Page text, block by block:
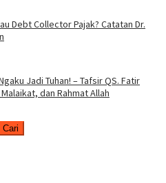
Debt Collector Pajak? Catatan Dr.
Jadi Tuhan! – Tafsir QS. Fatir
dan Rahmat Allah
Cari